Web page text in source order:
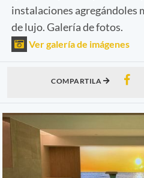
instalaciones agregándoles
de lujo. Galería de fotos.
Ver galería de imágenes
COMPARTILA